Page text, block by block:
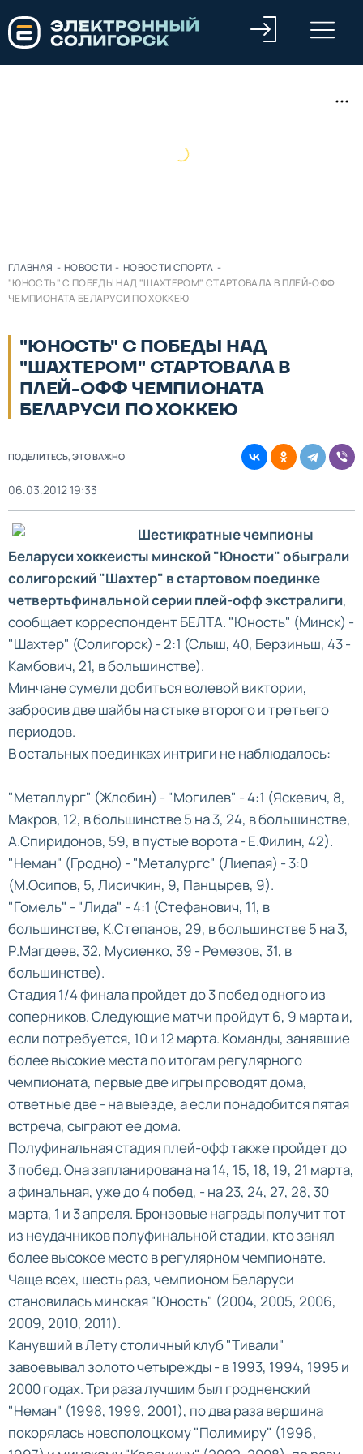
ГЛАВНАЯ - НОВОСТИ - НОВОСТИ СПОРТА -
"ЮНОСТЬ" С ПОБЕДЫ НАД "ШАХТЕРОМ" СТАРТОВАЛА В ПЛЕЙ-ОФФ
ЧЕМПИОНАТА БЕЛАРУСИ ПО ХОККЕЮ
"ЮНОСТЬ" С ПОБЕДЫ НАД
"ШАХТЕРОМ" СТАРТОВАЛА В
ПЛЕЙ-ОФФ ЧЕМПИОНАТА
БЕЛАРУСИ ПО ХОККЕЮ
ПОДЕЛИТЕСЬ, ЭТО ВАЖНО
06.03.2012 19:33
Шестикратные чемпионы
Беларуси хоккеисты минской "Юности" обыграли
солигорский "Шахтер" в стартовом поединке
четвертьфинальной серии плей-офф экстралиги,
сообщает корреспондент БЕЛТА. "Юность" (Минск) -
"Шахтер" (Солигорск) - 2:1 (Слыш, 40, Берзиньш, 43 -
Камбович, 21, в большинстве).
Минчане сумели добиться волевой виктории,
забросив две шайбы на стыке второго и третьего
периодов.
В остальных поединках интриги не наблюдалось:
"Металлург" (Жлобин) - "Могилев" - 4:1 (Яскевич, 8,
Макров, 12, в большинстве 5 на 3, 24, в большинстве,
А.Спиридонов, 59, в пустые ворота - Е.Филин, 42).
"Неман" (Гродно) - "Металургс" (Лиепая) - 3:0
(М.Осипов, 5, Лисичкин, 9, Панцырев, 9).
"Гомель" - "Лида" - 4:1 (Стефанович, 11, в
большинстве, К.Степанов, 29, в большинстве 5 на 3,
Р.Магдеев, 32, Мусиенко, 39 - Ремезов, 31, в
большинстве).
Стадия 1/4 финала пройдет до 3 побед одного из
соперников. Следующие матчи пройдут 6, 9 марта и,
если потребуется, 10 и 12 марта. Команды, занявшие
более высокие места по итогам регулярного
чемпионата, первые две игры проводят дома,
ответные две - на выезде, а если понадобится пятая
встреча, сыграют ее дома.
Полуфинальная стадия плей-офф также пройдет до
3 побед. Она запланирована на 14, 15, 18, 19, 21 марта,
а финальная, уже до 4 побед, - на 23, 24, 27, 28, 30
марта, 1 и 3 апреля. Бронзовые награды получит тот
из неудачников полуфинальной стадии, кто занял
более высокое место в регулярном чемпионате.
Чаще всех, шесть раз, чемпионом Беларуси
становилась минская "Юность" (2004, 2005, 2006,
2009, 2010, 2011).
Канувший в Лету столичный клуб "Тивали"
завоевывал золото четырежды - в 1993, 1994, 1995 и
2000 годах. Три раза лучшим был гродненский
"Неман" (1998, 1999, 2001), по два раза вершина
покорялась новополоцкому "Полимиру" (1996,